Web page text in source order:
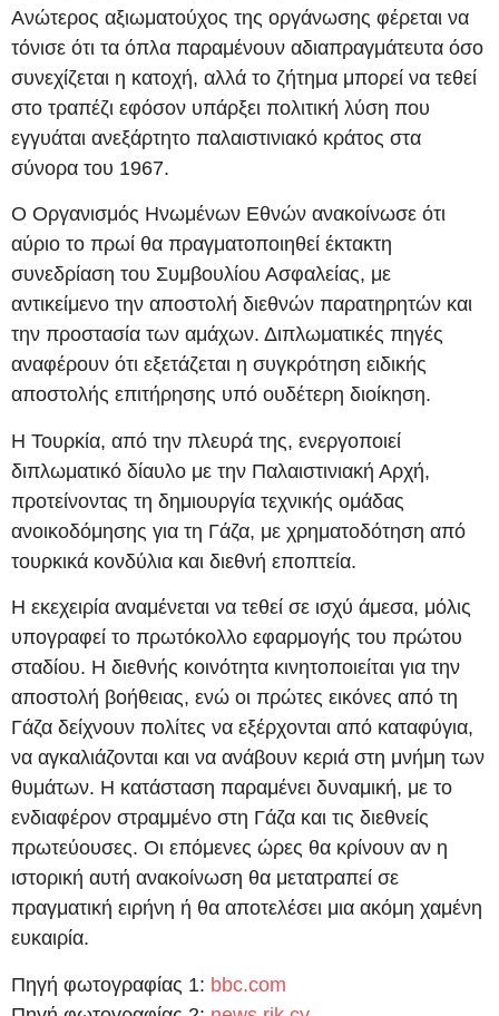
Ανώτερος αξιωματούχος της οργάνωσης φέρεται να
τόνισε ότι τα όπλα παραμένουν αδιαπραγμάτευτα όσο
συνεχίζεται η κατοχή, αλλά το ζήτημα μπορεί να τεθεί
στο τραπέζι εφόσον υπάρξει πολιτική λύση που
εγγυάται ανεξάρτητο παλαιστινιακό κράτος στα
σύνορα του 1967.
Ο Οργανισμός Ηνωμένων Εθνών ανακοίνωσε ότι
αύριο το πρωί θα πραγματοποιηθεί έκτακτη
συνεδρίαση του Συμβουλίου Ασφαλείας, με
αντικείμενο την αποστολή διεθνών παρατηρητών και
την προστασία των αμάχων. Διπλωματικές πηγές
αναφέρουν ότι εξετάζεται η συγκρότηση ειδικής
αποστολής επιτήρησης υπό ουδέτερη διοίκηση.
Η Τουρκία, από την πλευρά της, ενεργοποιεί
διπλωματικό δίαυλο με την Παλαιστινιακή Αρχή,
προτείνοντας τη δημιουργία τεχνικής ομάδας
ανοικοδόμησης για τη Γάζα, με χρηματοδότηση από
τουρκικά κονδύλια και διεθνή εποπτεία.
Η εκεχειρία αναμένεται να τεθεί σε ισχύ άμεσα, μόλις
υπογραφεί το πρωτόκολλο εφαρμογής του πρώτου
σταδίου. Η διεθνής κοινότητα κινητοποιείται για την
αποστολή βοήθειας, ενώ οι πρώτες εικόνες από τη
Γάζα δείχνουν πολίτες να εξέρχονται από καταφύγια,
να αγκαλιάζονται και να ανάβουν κεριά στη μνήμη των
θυμάτων. Η κατάσταση παραμένει δυναμική, με το
ενδιαφέρον στραμμένο στη Γάζα και τις διεθνείς
πρωτεύουσες. Οι επόμενες ώρες θα κρίνουν αν η
ιστορική αυτή ανακοίνωση θα μετατραπεί σε
πραγματική ειρήνη ή θα αποτελέσει μια ακόμη χαμένη
ευκαιρία.
Πηγή φωτογραφίας 1: bbc.com